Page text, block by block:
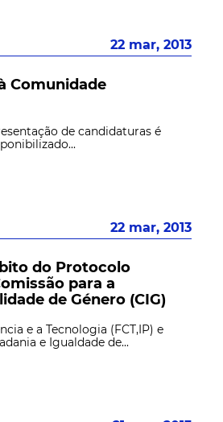
22 mar, 2013
Comunidade
de candidaturas é
22 mar, 2013
do Protocolo
para a
de Género (CIG)
e a Tecnologia (FCT,IP) e
e Igualdade de...